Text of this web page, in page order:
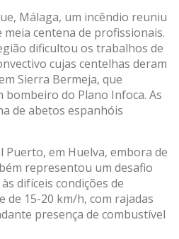
Málaga, um incêndio reuniu
centena de profissionais.
dificultou os trabalhos de
cujas centelhas deram
Sierra Bermeja, que
do Plano Infoca. As
de abetos espanhóis
Puerto, em Huelva, embora de
representou um desafio
difíceis condições de
de 15-20 km/h, com rajadas
presença de combustível